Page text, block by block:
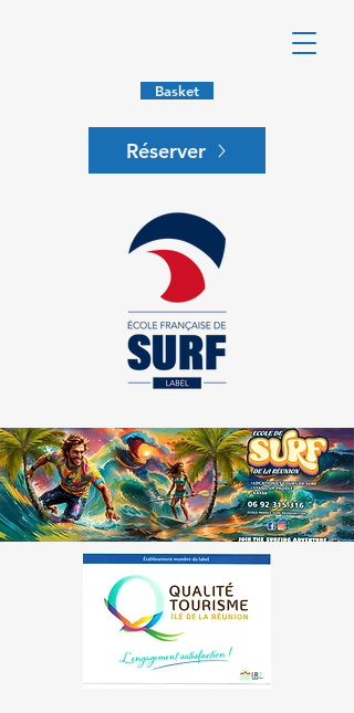
Basket
Réserver